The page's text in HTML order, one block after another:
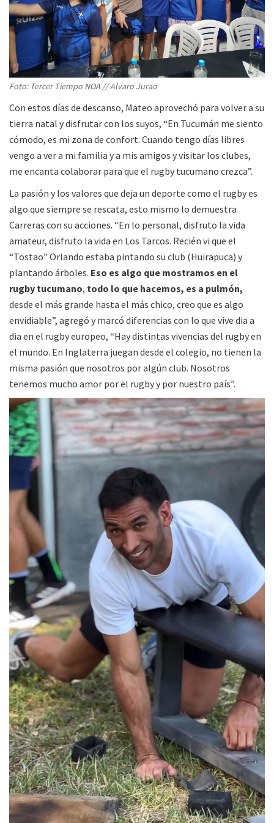
Foto: Tercer Tiempo NOA // Alvaro Jurao
Con estos días de descanso, Mateo aprovechó para volver a su
tierra natal y disfrutar con los suyos, “En Tucumán me siento
cómodo, es mi zona de confort. Cuando tengo días libres
vengo a ver a mi familia y a mis amigos y visitar los clubes,
me encanta colaborar para que el rugby tucumano crezca”.
La pasión y los valores que deja un deporte como el rugby es
algo que siempre se rescata, esto mismo lo demuestra
Carreras con su acciones. “En lo personal, disfruto la vida
amateur, disfruto la vida en Los Tarcos. Recién vi que el
“Tostao” Orlando estaba pintando su club (Huirapuca) y
plantando árboles. Eso es algo que mostramos en el
rugby tucumano, todo lo que hacemos, es a pulmón,
desde el más grande hasta el más chico, creo que es algo
envidiable”, agregó y marcó diferencias con lo que vive dia a
dia en el rugby europeo, “Hay distintas vivencias del rugby en
el mundo. En Inglaterra juegan desde el colegio, no tienen la
misma pasión que nosotros por algún club. Nosotros
tenemos mucho amor por el rugby y por nuestro país”.